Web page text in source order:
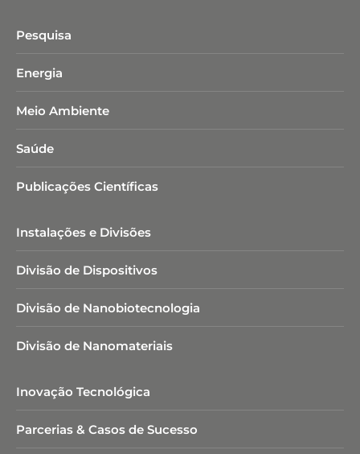
Pesquisa
Energia
Meio Ambiente
Saúde
Publicações Científicas
Instalações e Divisões
Divisão de Dispositivos
Divisão de Nanobiotecnologia​
Divisão de Nanomateriais
Inovação Tecnológica
Parcerias & Casos de Sucesso